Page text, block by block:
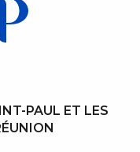
PAUL ET LES